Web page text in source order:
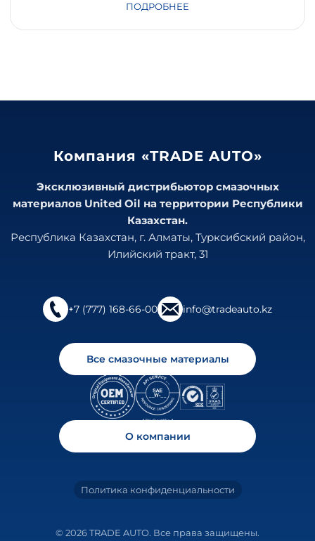
ПОДРОБНЕЕ
Компания «TRADE AUTO»
Эксклюзивный дистрибьютор смазочных
материалов United Oil на территории Республики
Казахстан.
Республика Казахстан, г. Алматы, Турксибский район,
Илийский тракт, 31
+7 (777) 168-66-00 info@tradeauto.kz
Все смазочные материалы
О компании
Политика конфиденциальности
© 2026 TRADE AUTO. Все права защищены.